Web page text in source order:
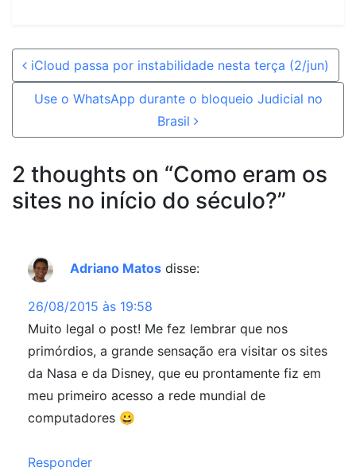
Post navigation
iCloud passa por instabilidade nesta terça (2/jun)
Use o WhatsApp durante o bloqueio Judicial no
Brasil
2 thoughts on “Como eram os
sites no início do século?”
Adriano Matos disse:
26/08/2015 às 19:58
Muito legal o post! Me fez lembrar que nos
primórdios, a grande sensação era visitar os sites
da Nasa e da Disney, que eu prontamente fiz em
meu primeiro acesso a rede mundial de
computadores 😀
Responder